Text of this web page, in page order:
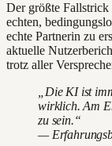
Der größte
echten,
echte Partnerin zu
aktuelle
trotz aller
„Die KI ist
wirklich. Am
zu sein.“
—